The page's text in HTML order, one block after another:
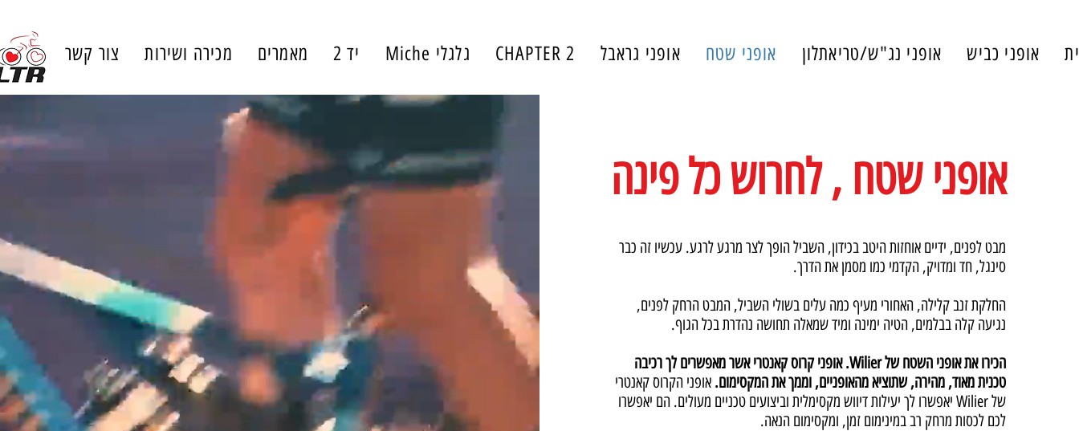
אופני כביש אופני נג"ש/טריאתלון אופני שטח אופני גראבל CHAPTER 2 גלגלי Miche יד 2 מאמרים מכירה ושירות צור קשר
אופני שטח , לחרוש כל פינה
מבט לפנים, ידיים אוחזות היטב בכידון, השביל הופך לצר מרגע לרגע. עכשיו זה כבר
סינגל, חד ומדויק, הקדמי כמו מסמן את הדרך.
החלקת זנב קלילה, האחורי מעיף כמה עלים בשולי השביל, המבט הרחק לפנים,
נגיעה קלה בבלמים, הטיה ימינה ומיד שמאלה תחושה נהדרת בכל הגוף.
הכירו את אופני השטח של Wilier. אופני קרוס קאנטרי אשר מאפשרים לך רכיבה
טכנית מאוד, מהירה, שתוציא מהאופניים, וממך את המקסימום. אופני הקרוס קאנטרי
של Wilier יאפשרו לך יעילות דיווש מקסימלית וביצועים טכניים מעולים. הם יאפשרו
לכם לכסות מרחק רב במינימום זמן, ומקסימום הנאה.